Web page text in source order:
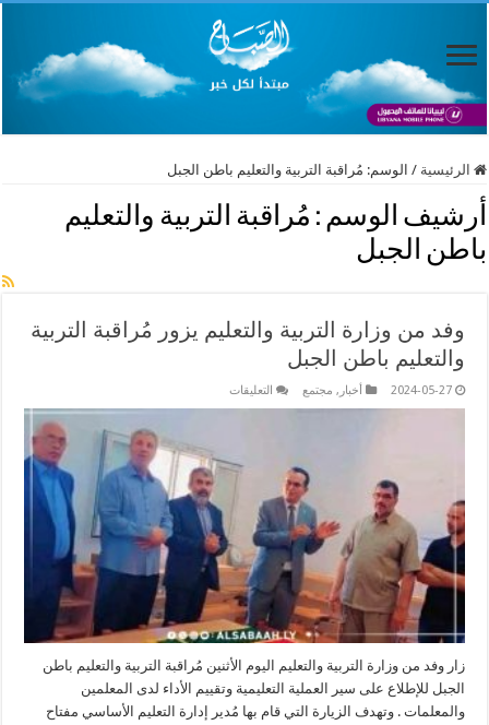
الرئيسية / الوسم: مُراقبة التربية والتعليم باطن الجبل
أرشيف الوسم : مُراقبة التربية والتعليم
باطن الجبل
وفد من وزارة التربية والتعليم يزور مُراقبة التربية
والتعليم باطن الجبل
2024-05-27 أخبار , مجتمع التعليقات
التربية
والتعليم
يزور
مُراقبة
التربية
والتعليم
باطن
الجبل
مغلقة
زار وفد من وزارة التربية والتعليم اليوم الأثنين مُراقبة التربية والتعليم باطن
الجبل للإطلاع على سير العملية التعليمية وتقييم الأداء لدى المعلمين
والمعلمات . وتهدف الزيارة التي قام بها مُدير إدارة التعليم الأساسي مفتاح